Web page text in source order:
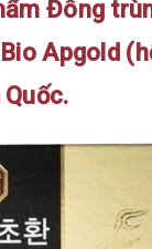
Đông
Apgold